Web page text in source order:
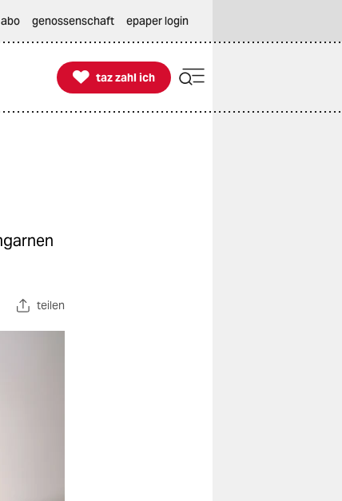
abo genossenschaft epaper login

taz zahl ich
taz zahl ich
teilen